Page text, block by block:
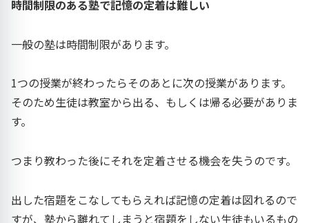
時間制限のある塾で記憶の定着は難しい
一般の塾は時間制限があります。
1つの授業が終わったらそのあとに次の授業があります。
そのため生徒は教室から出る、もしくは帰る必要がありま
す。
つまり教わった後にそれを定着させる機会を失うのです。
出した宿題をこなしてもらえれば記憶の定着は図れるので
すが、塾から離れてしまうと宿題をしない生徒もいるもの